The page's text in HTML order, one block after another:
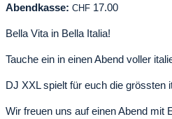
Abendkasse: CHF 17.00
Bella Vita in Bella Italia!
Tauche ein in einen Abend voller
DJ XXL spielt für euch die grössten
Wir freuen uns auf einen Abend mit